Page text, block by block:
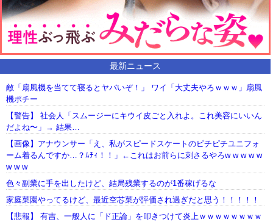
最新ニュース
敵「扇風機を当てて寝るとヤバいぞ！」 ワイ「大丈夫やろｗｗｗ」扇風
機ポチー
【警告】 社会人「スムージーにキウイ皮ごと入れよ。これ美容にいいん
だよね〜」→ 結果…
【画像】アナウンサー「え、私がスピードスケートのピチピチユニフォ
ーム着るんですか…？ﾑﾁｨ！！」←これはお前らに刺さるやろw w w w w
w w w
色々副業に手を出したけど、結局残業するのが1番稼げるな
家庭菜園やってるけど、最近空芯菜が評価され過ぎだと思う！！！！！
【悲報】 有吉、一般人に「ド正論」を叩きつけて炎上ｗｗｗｗｗｗｗｗ